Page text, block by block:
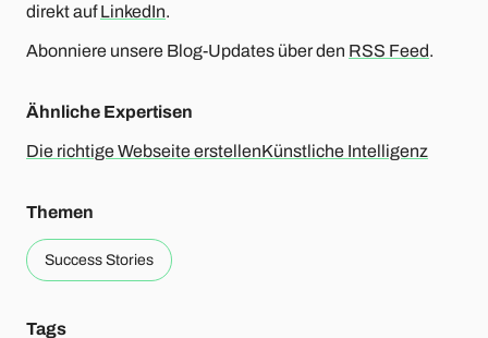
direkt aufLinkedIn.
Abonniere unsere Blog-Updates über den RSS Feed.
Ähnliche Expertisen
Die richtige Webseite erstellenKünstliche Intelligenz
Themen
Success Stories
Tags